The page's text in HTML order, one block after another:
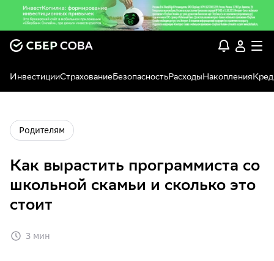
ИнвестицииСтрахованиеБезопасностьРасходыНакопления
Родителям
Как вырастить программиста со
школьной скамьи и сколько это
стоит
3 мин